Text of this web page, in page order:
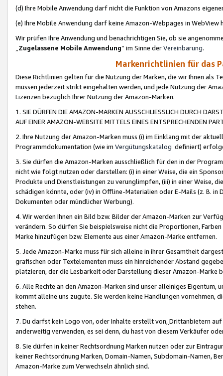
(d) Ihre Mobile Anwendung darf nicht die Funktion von Amazons
(e) Ihre Mobile Anwendung darf keine Amazon-Webpages in WebView
Wir prüfen Ihre Anwendung und benachrichtigen Sie, ob sie
„Zugelassene Mobile Anwendung“ im Sinne derVereinbarung.
Markenrichtlinien für das
Diese Richtlinien gelten für die Nutzung der Marken, die wir Ihnen als
müssen jederzeit strikt eingehalten werden, und jede Nutzung der
Lizenzen bezüglich Ihrer Nutzung der Amazon-Marken.
1. SIE DÜRFEN DIE AMAZON-MARKEN AUSSCHLIESSLICH DURCH
AUF EINER AMAZON-WEBSITE MITTELS EINES ENTSPRECHENDEN
2. Ihre Nutzung der Amazon-Marken muss (i) im Einklang mit der
Programmdokumentation (wie im Vergütungskatalog definiert)
3. Sie dürfen die Amazon-Marken ausschließlich für den in der
nicht wie folgt nutzen oder darstellen: (i) in einer Weise, die ein
Produkte und Dienstleistungen zu verunglimpfen, (iii) in einer Weise,
schädigen könnte, oder (iv) in Offline-Materialien oder E-Mails (z. B. in
Dokumenten oder mündlicher Werbung).
4. Wir werden Ihnen ein Bild bzw. Bilder der Amazon-Marken zur
verändern. So dürfen Sie beispielsweise nicht die Proportionen,
Marke hinzufügen bzw. Elemente aus einer Amazon-Marke entfernen.
5. Jede Amazon-Marke muss für sich alleine in ihrer Gesamtheit
grafischen oder Textelementen muss ein hinreichender Abstand
platzieren, der die Lesbarkeit oder Darstellung dieser Amazon-Marke
6. Alle Rechte an den Amazon-Marken sind unser alleiniges
kommt alleine uns zugute. Sie werden keine Handlungen vornehmen,
stehen.
7. Du darfst kein Logo von, oder Inhalte erstellt von,Drittanbietern auf
anderweitig verwenden, es sei denn, du hast von diesem Verkäufer
8. Sie dürfen in keiner Rechtsordnung Marken nutzen oder zur
keiner Rechtsordnung Marken, Domain-Namen, Subdomain-Namen,
Amazon-Marke zum Verwechseln ähnlich sind.